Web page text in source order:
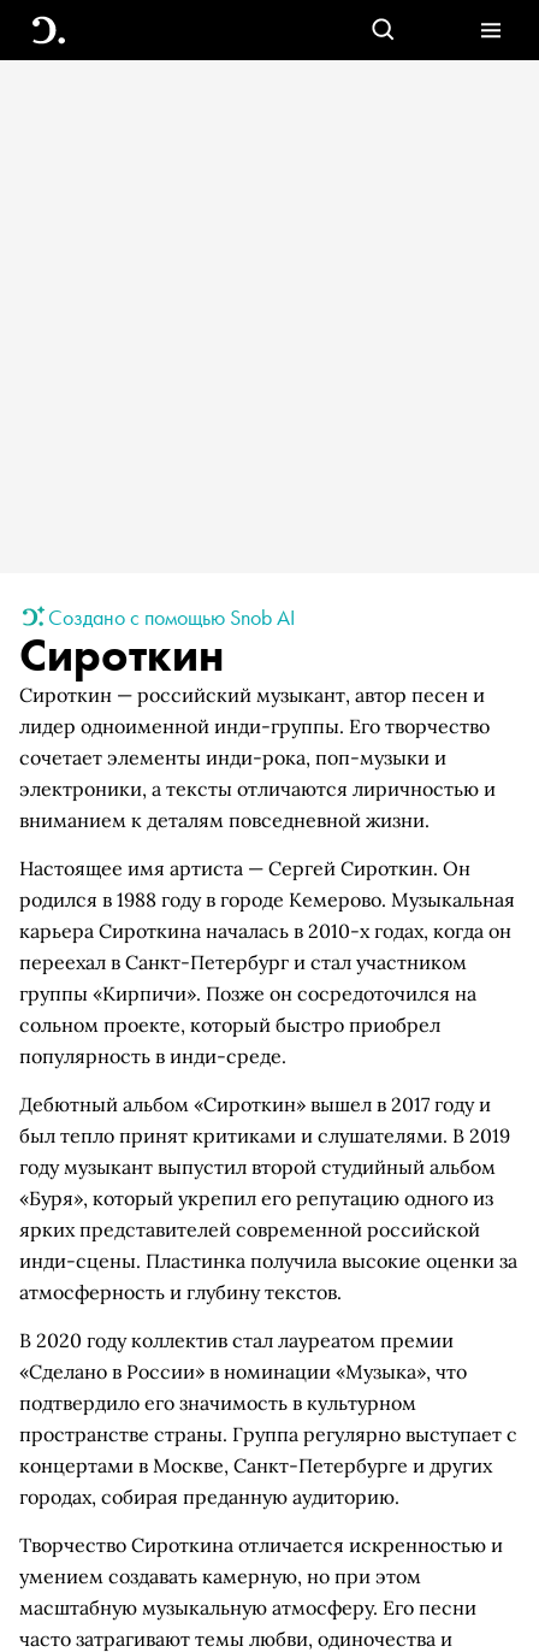
Создано с помощью Snob AI
Сироткин
Сироткин — российский музыкант, автор песен и
лидер одноименной инди-группы. Его творчество
сочетает элементы инди-рока, поп-музыки и
электроники, а тексты отличаются лиричностью и
вниманием к деталям повседневной жизни.
Настоящее имя артиста — Сергей Сироткин. Он
родился в 1988 году в городе Кемерово. Музыкальная
карьера Сироткина началась в 2010-х годах, когда он
переехал в Санкт-Петербург и стал участником
группы «Кирпичи». Позже он сосредоточился на
сольном проекте, который быстро приобрел
популярность в инди-среде.
Дебютный альбом «Сироткин» вышел в 2017 году и
был тепло принят критиками и слушателями. В 2019
году музыкант выпустил второй студийный альбом
«Буря», который укрепил его репутацию одного из
ярких представителей современной российской
инди-сцены. Пластинка получила высокие оценки за
атмосферность и глубину текстов.
В 2020 году коллектив стал лауреатом премии
«Сделано в России» в номинации «Музыка», что
подтвердило его значимость в культурном
пространстве страны. Группа регулярно выступает с
концертами в Москве, Санкт-Петербурге и других
городах, собирая преданную аудиторию.
Творчество Сироткина отличается искренностью и
умением создавать камерную, но при этом
масштабную музыкальную атмосферу. Его песни
часто затрагивают темы любви, одиночества и